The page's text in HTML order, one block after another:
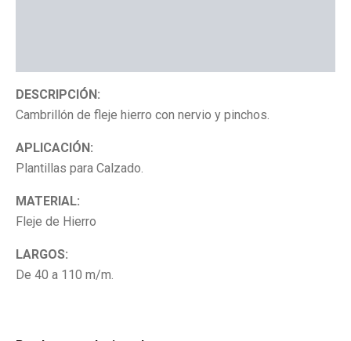
DESCRIPCIÓN:
Cambrillón de fleje hierro con nervio y pinchos.
APLICACIÓN:
Plantillas para Calzado.
MATERIAL:
Fleje de Hierro
LARGOS:
De 40 a 110 m/m.